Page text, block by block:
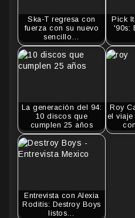
Ska-T regresa con
fuerza con su nuevo
sencillo…
Pick
'90s:
La generación del 94:
10 discos que
cumplen 25 años
Roy
el viaje
Entrevista con Alexia
Roditis: Destroy Boys
listos…